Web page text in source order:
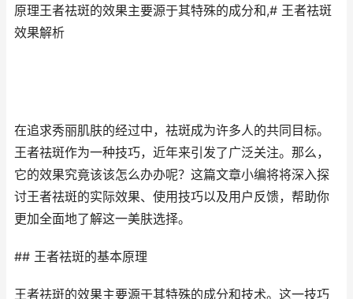
原理王者祛斑的效果主要源于其特殊的成分和,# 王者祛斑
效果解析
在追求秀丽肌肤的经过中，祛斑成为许多人的共同目标。
王者祛斑作为一种技巧，近年来引发了广泛关注。那么，
它的效果究竟该该怎么办办呢？这篇文章小编将将深入探
讨王者祛斑的实际效果、使用技巧以及用户反馈，帮助你
更加全面地了解这一美肤选择。
## 王者祛斑的基本原理
王者祛斑的效果主要源于其特殊的成分和技术。这一技巧